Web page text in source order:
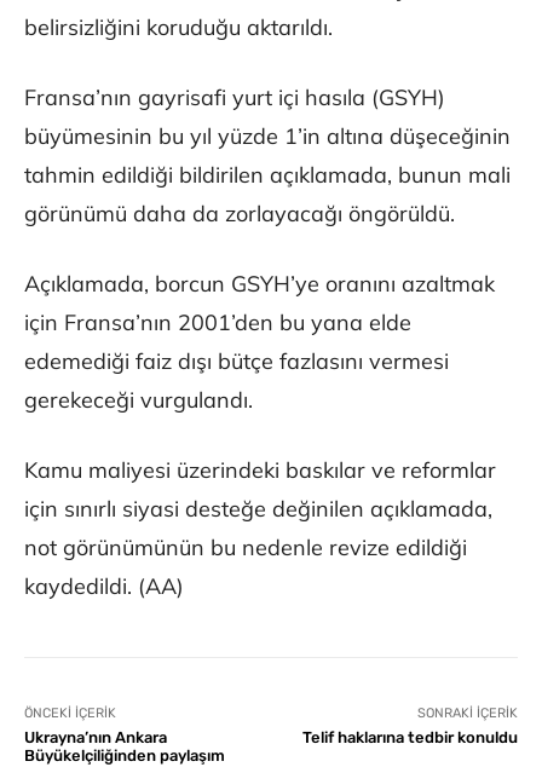
belirsizliğini koruduğu aktarıldı.
Fransa’nın gayrisafi yurt içi hasıla (GSYH)
büyümesinin bu yıl yüzde 1’in altına düşeceğinin
tahmin edildiği bildirilen açıklamada, bunun mali
görünümü daha da zorlayacağı öngörüldü.
Açıklamada, borcun GSYH’ye oranını azaltmak
için Fransa’nın 2001’den bu yana elde
edemediği faiz dışı bütçe fazlasını vermesi
gerekeceği vurgulandı.
Kamu maliyesi üzerindeki baskılar ve reformlar
için sınırlı siyasi desteğe değinilen açıklamada,
not görünümünün bu nedenle revize edildiği
kaydedildi. (AA)
ÖNCEKI İÇERIK
Ukrayna’nın Ankara
Büyükelçiliğinden paylaşım
SONRAKI İÇERIK
Telif haklarına tedbir konuldu